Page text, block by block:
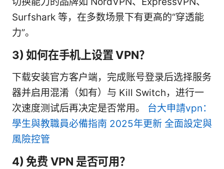
Surfshark 等，在多数场景下有更高的“穿透能
力”。
3) 如何在手机上设置 VPN？
下载安装官方客户端，完成账号登录后选择服务
器并启用混淆（如有）与 Kill Switch，进行一
次速度测试后再决定是否常用。 台大申請vpn：
學生與教職員必備指南 2025年更新 全面設定與
風險控管
4) 免费 VPN 是否可用？